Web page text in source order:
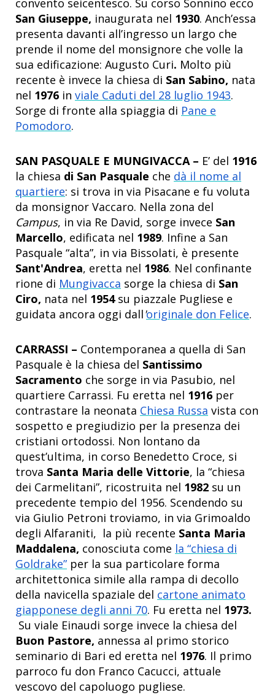
convento seicentesco. Su corso Sonnino ecco
San Giuseppe, inaugurata nel 1930. Anch’essa
presenta davanti all’ingresso un largo che
prende il nome del monsignore che volle la
sua edificazione: Augusto Curi. Molto più
recente è invece la chiesa di San Sabino, nata
nel 1976 in viale Caduti del 28 luglio 1943.
Sorge di fronte alla spiaggia di Pane e
Pomodoro.
SAN PASQUALE E MUNGIVACCA – E’ del 1916
la chiesa di San Pasquale che dà il nome al
quartiere: si trova in via Pisacane e fu voluta
da monsignor Vaccaro. Nella zona del
Campus, in via Re David, sorge invece San
Marcello, edificata nel 1989. Infine a San
Pasquale “alta”, in via Bissolati, è presente
Sant'Andrea, eretta nel 1986. Nel confinante
rione di Mungivacca sorge la chiesa di San
Ciro, nata nel 1954su piazzale Pugliese e
guidata ancora oggi dall'originale don Felice.
CARRASSI – Contemporanea a quella di San
Pasquale è la chiesa del Santissimo
Sacramento che sorge in via Pasubio, nel
quartiere Carrassi. Fu eretta nel 1916 per
contrastare la neonata Chiesa Russa vista con
sospetto e pregiudizio per la presenza dei
cristiani ortodossi. Non lontano da
quest’ultima, in corso Benedetto Croce, si
trova Santa Maria delle Vittorie, la “chiesa
dei Carmelitani”, ricostruita nel 1982 su un
precedente tempio del 1956. Scendendo su
via Giulio Petroni troviamo, in via Grimoaldo
degli Alfaraniti, la più recente Santa Maria
Maddalena, conosciuta come la “chiesa di
Goldrake” per la sua particolare forma
architettonica simile alla rampa di decollo
della navicella spaziale del cartone animato
giapponese degli anni 70. Fu eretta nel 1973.
Su viale Einaudi sorge invece la chiesa del
Buon Pastore, annessa al primo storico
seminario di Bari ed eretta nel 1976. Il primo
parroco fu don Franco Cacucci, attuale
vescovo del capoluogo pugliese.